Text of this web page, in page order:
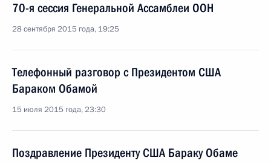
70-я сессия Генеральной Ассамблеи ООН
28 сентября 2015 года, 19:25
Телефонный разговор с Президентом США
Бараком Обамой
15 июля 2015 года, 23:30
Поздравление Президенту США Бараку Обаме